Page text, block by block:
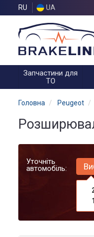
RU UA
Запчастини для
ТО
Головна Peugeot
Уточніть
автомобіль: